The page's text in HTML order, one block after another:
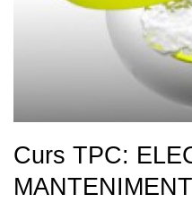
Curs TPC:
MANTENIMENT